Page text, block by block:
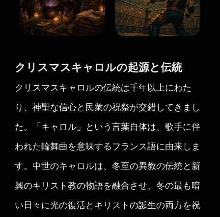
クリスマスキャロルの起源と伝統
クリスマスキャロルの伝統は千年以上にわた
り、神聖な信心と民衆の祝祭が交錯してきまし
た。「キャロル」という言葉自体は、歌手に伴
われた輪舞曲を意味するフランス語に由来しま
す。中世のキャロルは、冬至の異教の伝統と新
興のキリスト教の物語を融合させ、冬の最も暗
い日々に光の復活とキリストの誕生の両方を祝